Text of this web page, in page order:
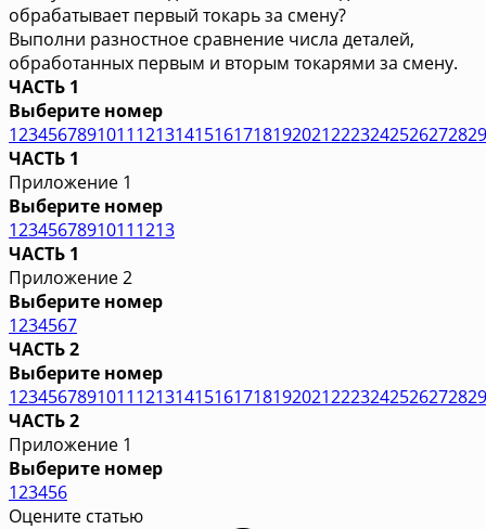
обрабатывает первый токарь за смену?
Выполни разностное сравнение числа деталей,
обработанных первым и вторым токарями за смену.
ЧАСТЬ 1
Выберите номер
1234567891011121314151617181920212223242526272829
ЧАСТЬ 1
Приложение 1
Выберите номер
12345678910111213
ЧАСТЬ 1
Приложение 2
Выберите номер
1234567
ЧАСТЬ 2
Выберите номер
1234567891011121314151617181920212223242526272829
ЧАСТЬ 2
Приложение 1
Выберите номер
123456
Оцените статью